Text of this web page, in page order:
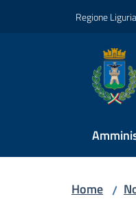
Regione Liguria
Home /